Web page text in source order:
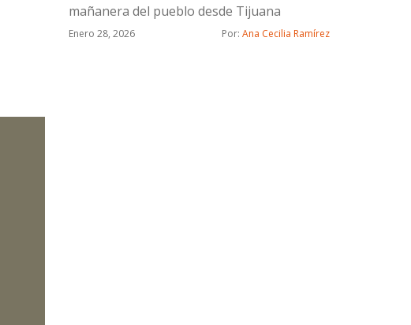
mañanera del pueblo desde Tijuana
Enero 28, 2026 Por: Ana Cecilia Ramírez